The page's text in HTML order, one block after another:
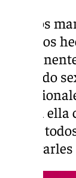
Los dos
lugar los
agredido
contra
«entre